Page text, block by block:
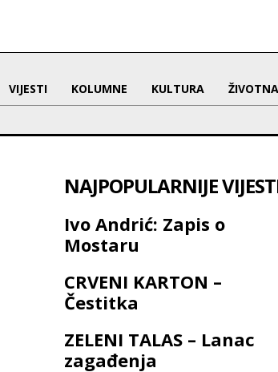
VIJESTI KOLUMNE KULTURA
NAJPOPULARNIJE
Ivo Andrić: Zapis o
Mostaru
CRVENI KARTON –
Čestitka
ZELENI TALAS – Lanac
zagađenja